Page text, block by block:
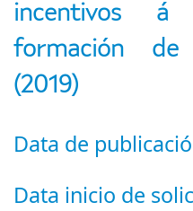
incentivos á
formación de
(2019)
Data de
Data inicio de